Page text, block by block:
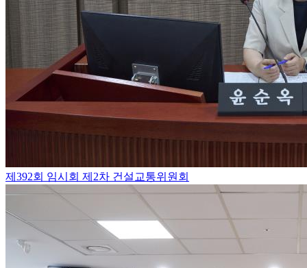
제392회 임시회 제2차 건설교통위원회